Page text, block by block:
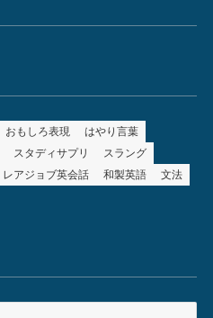
おもしろ表現
はやり言葉
スタディサプリ
スラング
レアジョブ英会話 和製英語
文法